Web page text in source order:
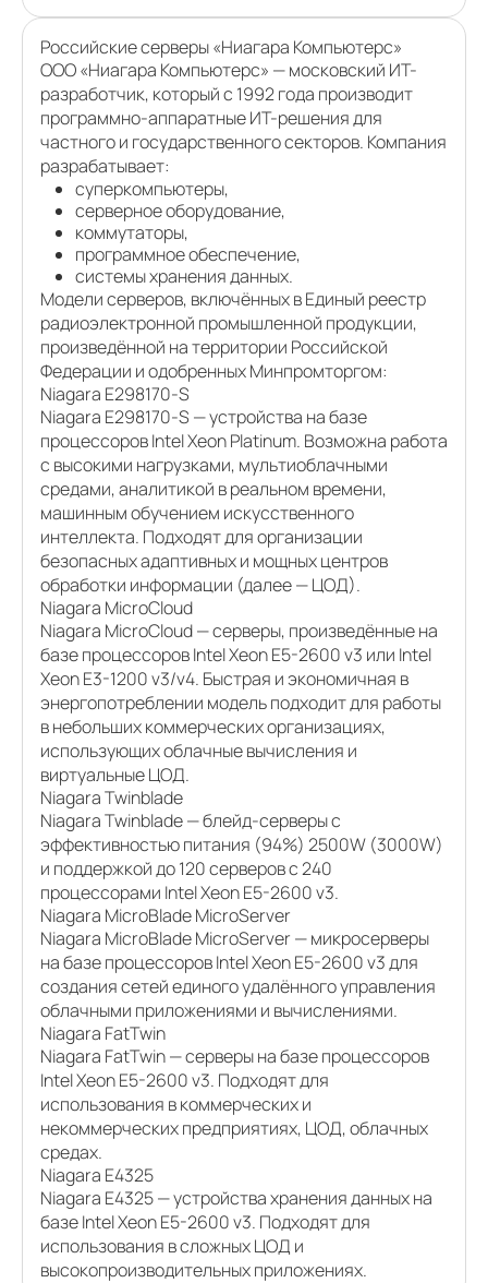
Российские серверы «Ниагара Компьютерс»
ООО «Ниагара Компьютерс» — московский ИТ-
разработчик, который с 1992 года производит
программно-аппаратные ИТ-решения для
частного и государственного секторов. Компания
разрабатывает:
суперкомпьютеры,
серверное оборудование,
коммутаторы,
программное обеспечение,
системы хранения данных.
Модели серверов, включённых в Единый реестр
радиоэлектронной промышленной продукции,
произведённой на территории Российской
Федерации и одобренных Минпромторгом:
Niagara E298170-S
Niagara E298170-S — устройства на базе
процессоров Intel Xeon Platinum. Возможна работа
с высокими нагрузками, мультиоблачными
средами, аналитикой в реальном времени,
машинным обучением искусственного
интеллекта. Подходят для организации
безопасных адаптивных и мощных центров
обработки информации (далее — ЦОД).
Niagara MicroCloud
Niagara MicroCloud — серверы, произведённые на
базе процессоров Intel Xeon E5-2600 v3 или Intel
Xeon E3-1200 v3/v4. Быстрая и экономичная в
энергопотреблении модель подходит для работы
в небольших коммерческих организациях,
использующих облачные вычисления и
виртуальные ЦОД.
Niagara Twinblade
Niagara Twinblade — блейд-серверы с
эффективностью питания (94%) 2500W (3000W)
и поддержкой до 120 серверов с 240
процессорами Intel Xeon E5-2600 v3.
Niagara MicroBlade MicroServer
Niagara MicroBlade MicroServer — микросерверы
на базе процессоров Intel Xeon E5-2600 v3 для
создания сетей единого удалённого управления
облачными приложениями и вычислениями.
Niagara FatTwin
Niagara FatTwin — серверы на базе процессоров
Intel Xeon E5-2600 v3. Подходят для
использования в коммерческих и
некоммерческих предприятиях, ЦОД, облачных
средах.
Niagara E4325
Niagara E4325 — устройства хранения данных на
базе Intel Xeon E5-2600 v3. Подходят для
использования в сложных ЦОД и
высокопроизводительных приложениях.